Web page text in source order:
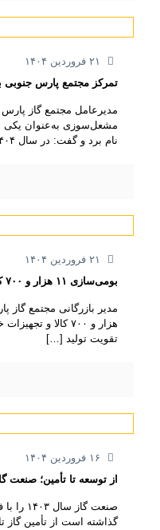
۲۱ فروردین ۱۴۰۴
تمرکز مجتمع پارس
مدیرعامل مجتمع گاز
مشعل‌سوزی به‌عنوان یکی
نام برد و گفت: در سال ۱۴۰۴ باید تمام توان
۲۱ فروردین ۱۴۰۴
بومی‌سازی ۱۱ هزار و ۷۰۰ کالا در مجتمع گاز پارس جنوبی
هزار و ۷۰۰ کالا و
تقویت تولید […]
۱۶ فروردین ۱۴۰۴
از توسعه تا تأمین؛
صنعت
گذاشته است از تأمین